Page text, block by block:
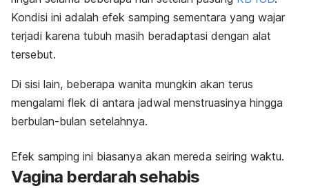
Kondisi ini adalah efek samping sementara yang wajar
terjadi karena tubuh masih beradaptasi dengan alat
tersebut.
Di sisi lain, beberapa wanita mungkin akan terus
mengalami flek di antara jadwal menstruasinya hingga
berbulan-bulan setelahnya.
Efek samping ini biasanya akan mereda seiring waktu.
Vagina berdarah sehabis